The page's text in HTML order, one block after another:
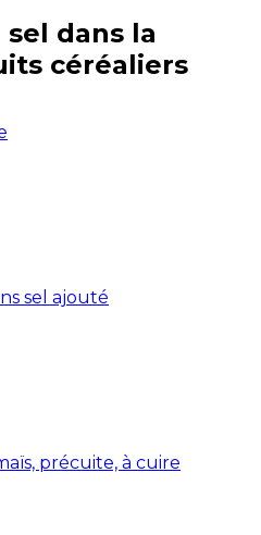
sel dans la
céréaliers
sel ajouté
précuite, à cuire